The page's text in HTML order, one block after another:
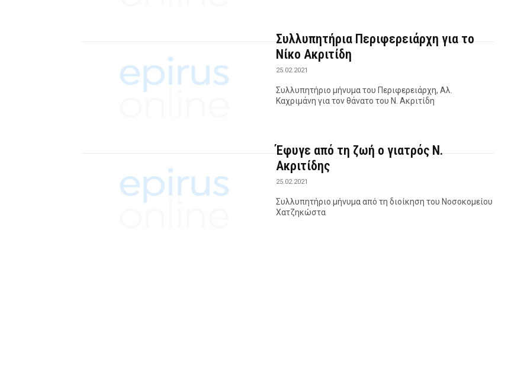
Συλλυπητήρια Περιφερειάρχη για το
Νίκο Ακριτίδη
25.02.2021
Συλλυπητήριo μήνυμα του Περιφερειάρχη, Αλ.
Καχριμάνη για τον θάνατο του Ν. Ακριτίδη
Έφυγε από τη ζωή ο γιατρός Ν.
Ακριτίδης
25.02.2021
Συλλυπητήριο μήνυμα από τη διοίκηση του Νοσοκομείου
Χατζηκώστα